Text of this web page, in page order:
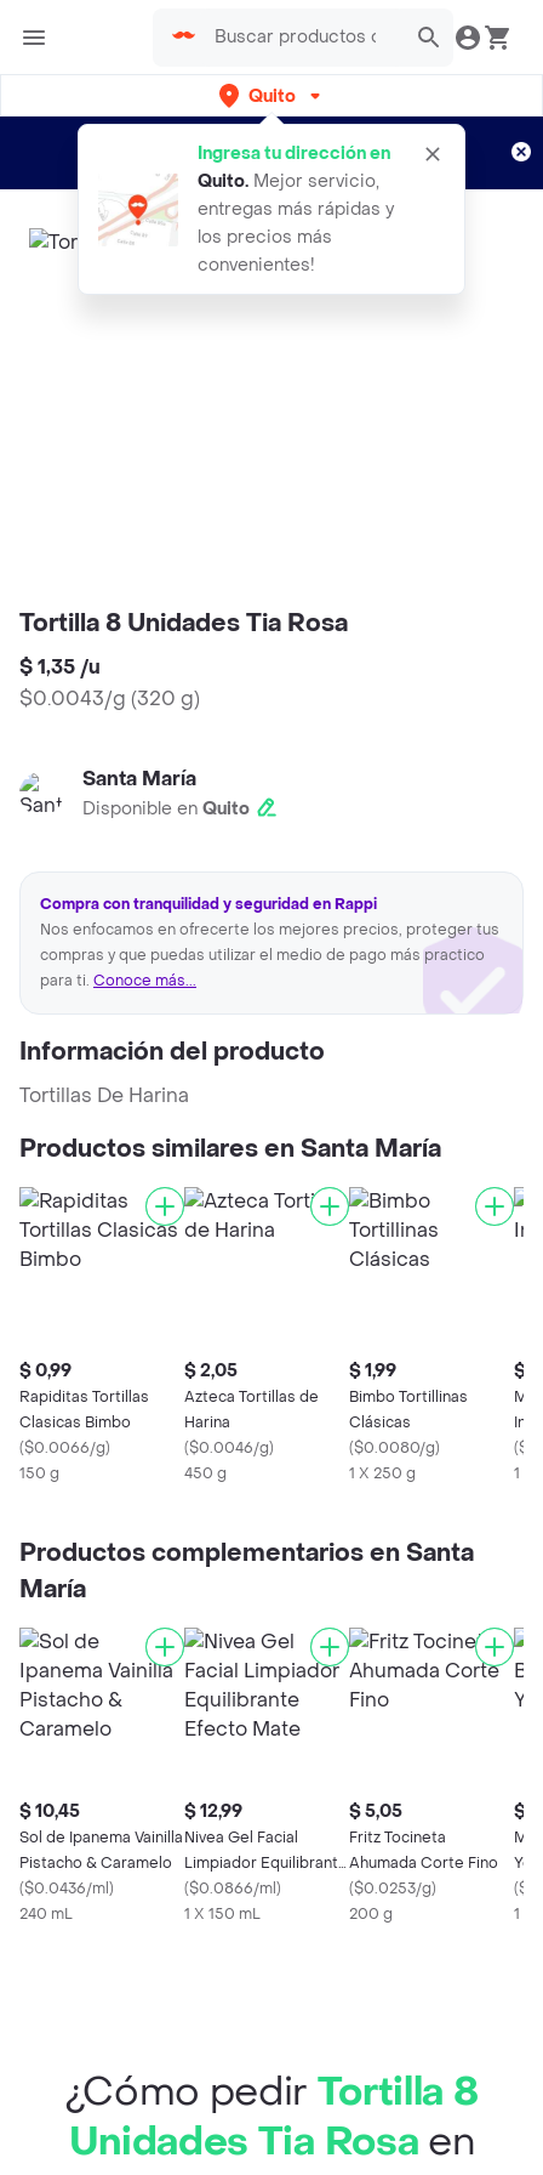
Quito
Ingresa tu dirección en
Quito. Mejor servicio,
entregas más rápidas y
los precios más
convenientes!
envíos gratis por semanas
Aplican TyC
Tortilla 8 Unidades Tia Rosa
$ 1,35 /u
$0.0043/g (320 g)
Santa María
Disponible en Quito
Compra con tranquilidad y seguridad en Rappi
Nos enfocamos en ofrecerte los mejores precios, proteger tus
compras y que puedas utilizar el medio de pago más practico
para ti. Conoce más...
Información del producto
Tortillas De Harina
Productos similares en Santa María
$ 0,99
Rapiditas Tortillas
Clasicas Bimbo
($0.0066/g)
150 g
$ 2,05
Azteca Tortillas de
Harina
($0.0046/g)
450 g
$ 1,99
Bimbo Tortillinas
Clásicas
($0.0080/g)
1 X 250 g
$
(
1 X
Productos complementarios en Santa
María
$ 10,45
Sol de Ipanema Vainilla
Pistacho & Caramelo
($0.0436/ml)
240 mL
$ 12,99
Nivea Gel Facial
Limpiador Equilibrante
Efecto Mate
($0.0866/ml)
1 X 150 mL
$ 5,05
Fritz Tocineta
Ahumada Corte Fino
($0.0253/g)
200 g
$
(
1 x
¿Cómo pedir Tortilla 8
Unidades Tia Rosa en